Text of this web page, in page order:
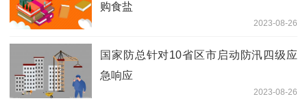
购食盐
2023-08-26
国家防总针对10省区市启动防汛四级应
急响应
2023-08-26